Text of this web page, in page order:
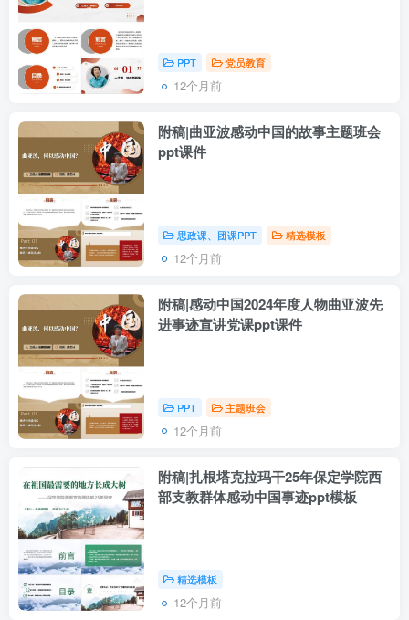
PPT 党员教育
12个月前
附稿|曲亚波感动中国的故事主题班会
ppt课件
思政课、团课PPT 精选模板
12个月前
附稿|感动中国2024年度人物曲亚波先
进事迹宣讲党课ppt课件
PPT 主题班会
12个月前
附稿|扎根塔克拉玛干25年保定学院西
部支教群体感动中国事迹ppt模板
精选模板
12个月前